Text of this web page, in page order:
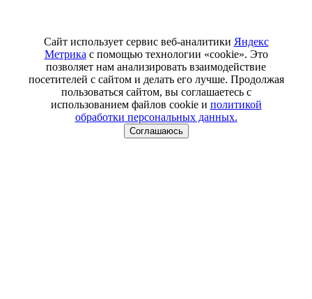
Сайт использует сервис веб-аналитики Яндекс
Метрика с помощью технологии «cookie». Это
позволяет нам анализировать взаимодействие
посетителей с сайтом и делать его лучше. Продолжая
пользоваться сайтом, вы соглашаетесь с
использованием файлов cookie и политикой
обработки персональных данных.
Соглашаюсь